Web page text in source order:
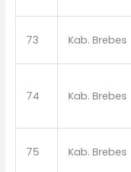
73 Kab. Brebes
74 Kab. Brebes
75 Kab. Brebes